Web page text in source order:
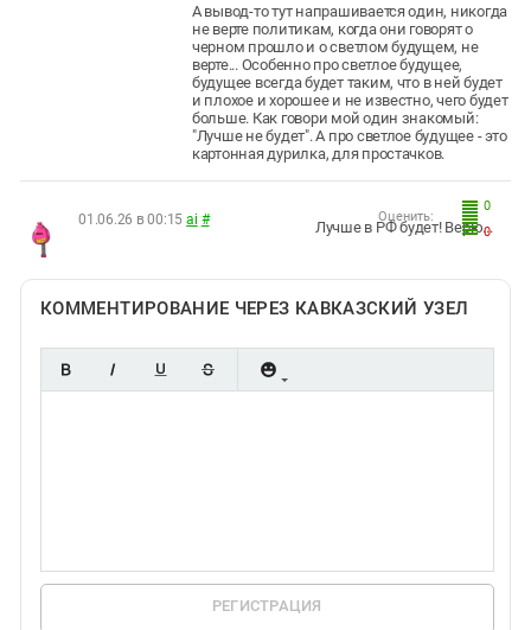
А вывод-то тут напрашивается один, никогда
не верте политикам, когда они говорят о
черном прошло и о светлом будущем, не
верте... Особенно про светлое будущее,
будущее всегда будет таким, что в ней будет
и плохое и хорошее и не известно, чего будет
больше. Как говори мой один знакомый:
"Лучше не будет". А про светлое будущее - это
картонная дурилка, для простачков.
0
0
Оценить:
01.06.26 в 00:15 ai # Лучше в РФ будет! Верю...
КОММЕНТИРОВАНИЕ ЧЕРЕЗ КАВКАЗСКИЙ УЗЕЛ
РЕГИСТРАЦИЯ